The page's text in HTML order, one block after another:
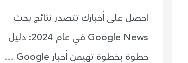
احصل على أخبارك تتصدر نتائج بحث
Google News في عام 2024: دليل
خطوة بخطوة تهيمن أخبار Google …